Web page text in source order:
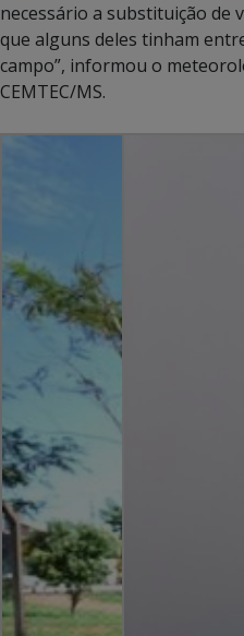
necessário a substituição de
que alguns deles tinham
campo”, informou o
CEMTEC/MS.